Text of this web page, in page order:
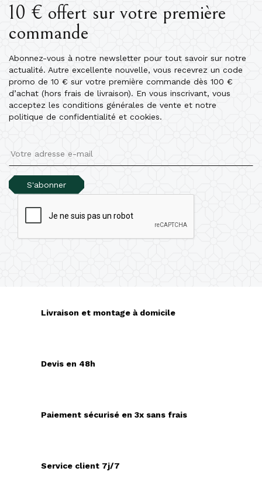
10 € offert sur votre première
commande
Abonnez-vous à notre newsletter pour tout savoir sur notre
actualité. Autre excellente nouvelle, vous recevrez un code
promo de 10 € sur votre première commande dès 100 €
d’achat (hors frais de livraison). En vous inscrivant, vous
acceptez les conditions générales de vente et notre
politique de confidentialité et cookies.
S'abonner
Livraison et montage à domicile
Devis en 48h
Paiement sécurisé en 3x sans frais
Service client 7j/7